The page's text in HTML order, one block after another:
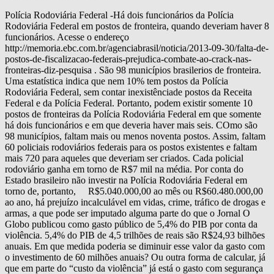
Polícia Rodoviária Federal -Há dois funcionários da Polícia
Rodoviária Federal em postos de fronteira, quando deveriam haver 8
funcionários. Acesse o endereço
http://memoria.ebc.com.br/agenciabrasil/noticia/2013-09-30/falta-de-
postos-de-fiscalizacao-federais-prejudica-combate-ao-crack-nas-
fronteiras-diz-pesquisa . São 98 municípios brasilerios de fronteira.
Uma estatística indica que nem 10% tem postos da Polícia
Rodoviária Federal, sem contar inexistênciade postos da Receita
Federal e da Polícia Federal. Portanto, podem existir somente 10
postos de fronteiras da Polícia Rodoviária Federal em que somente
há dois funcionários e em que deveria haver mais seis. COmo são
98 municípios, faltam mais ou menos noventa postos. Assim, faltam
60 policiais rodoviários federais para os postos existentes e faltam
mais 720 para aqueles que deveriam ser criados. Cada policial
rodoviário ganha em torno de R$7 mil na média. Por conta do
Estado brasileiro não investir na Polícia Rodoviária Federal em
torno de, portanto, R$5.040.000,00 ao mês ou R$60.480.000,00
ao ano, há prejuízo incalculável em vidas, crime, tráfico de drogas e
armas, a que pode ser imputado alguma parte do que o Jornal O
Globo publicou como gasto público de 5,4% do PIB por conta da
violência. 5,4% do PIB de 4,5 trilhões de reais são R$24,93 bilhões
anuais. Em que medida poderia se diminuir esse valor da gasto com
o investimento de 60 milhões anuais? Ou outra forma de calcular, já
que em parte do “custo da violência” já está o gasto com segurança